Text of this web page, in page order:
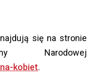
się na stronie
Narodowej
kobiet.